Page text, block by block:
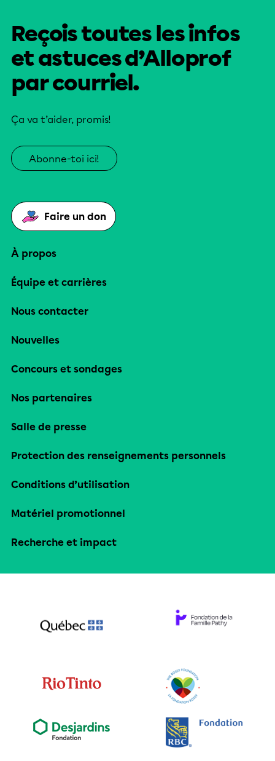
Reçois toutes les infos
et astuces d’Alloprof
par courriel.
Ça va t’aider, promis!
Abonne-toi ici!
Faire un don
À propos
Équipe et carrières
Nous contacter
Nouvelles
Concours et sondages
Nos partenaires
Salle de presse
Protection des renseignements personnels
Conditions d’utilisation
Matériel promotionnel
Recherche et impact